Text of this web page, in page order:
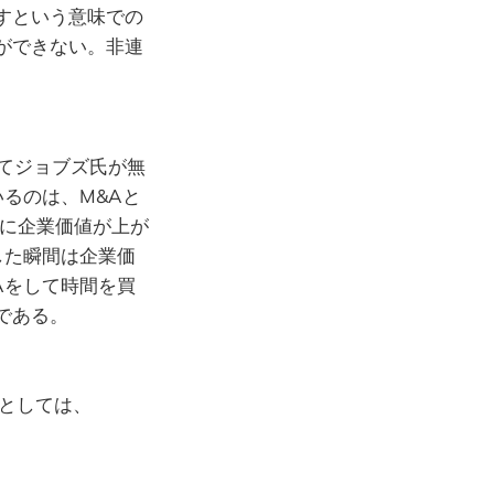
という意味での
できない。非連
ジョブズ氏が無
のは、M&Aと
企業価値が上が
瞬間は企業価
して時間を買
る。
しては、